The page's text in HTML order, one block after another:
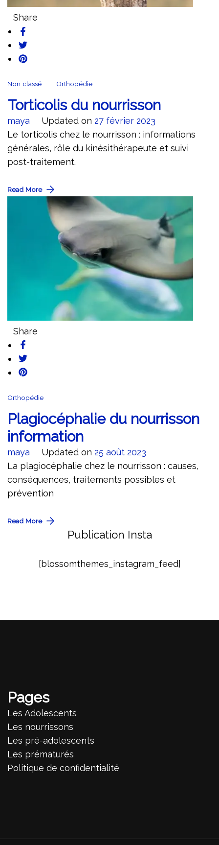
Share
Non classé Orthopédie
Torticolis du nourrisson
maya Updated on 27 février 2023
Le torticolis chez le nourrisson : informations
générales, rôle du kinésithérapeute et suivi
post-traitement.
Read More
Share
Orthopédie
Plagiocéphalie du nourrisson
information
maya Updated on 25 août 2023
La plagiocéphalie chez le nourrisson : causes,
conséquences, traitements possibles et
prévention
Read More
Publication Insta
[blossomthemes_instagram_feed]
Pages
Les Adolescents
Les nourrissons
Les pré-adolescents
Les prématurés
Politique de confidentialité